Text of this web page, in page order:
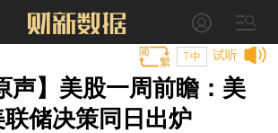
试听
T中
声】美股一周前瞻：美
联储决策同日出炉